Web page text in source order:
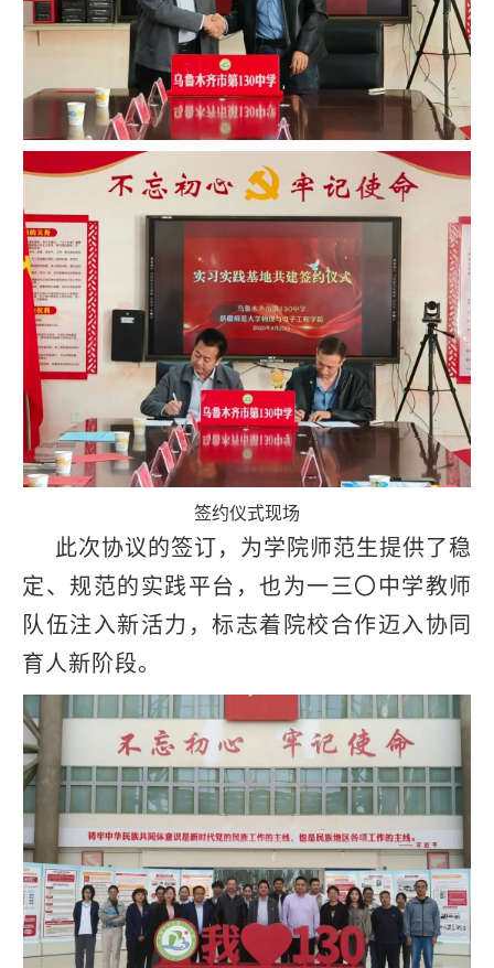
签约仪式现场
此次协议的签订，为学院师范生提供了稳
定、规范的实践平台，也为一三〇中学教师
队伍注入新活力，标志着院校合作迈入协同
育人新阶段。